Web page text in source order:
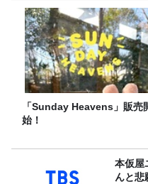
「Sunday Heavens」販売
始！
本仮屋
んと悲